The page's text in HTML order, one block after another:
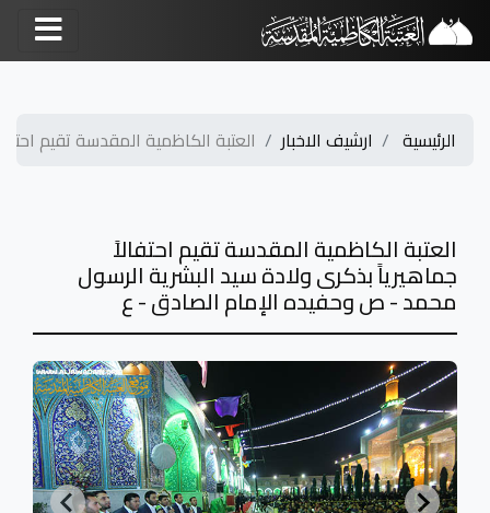
الرئيسية ارشيف الاخبار العتبة الكاظمية المقدسة تقيم
العتبة الكاظمية المقدسة تقيم احتفالاً
جماهيرياً بذكرى ولادة سيد البشرية الرسول
محمد - ص وحفيده الإمام الصادق - ع